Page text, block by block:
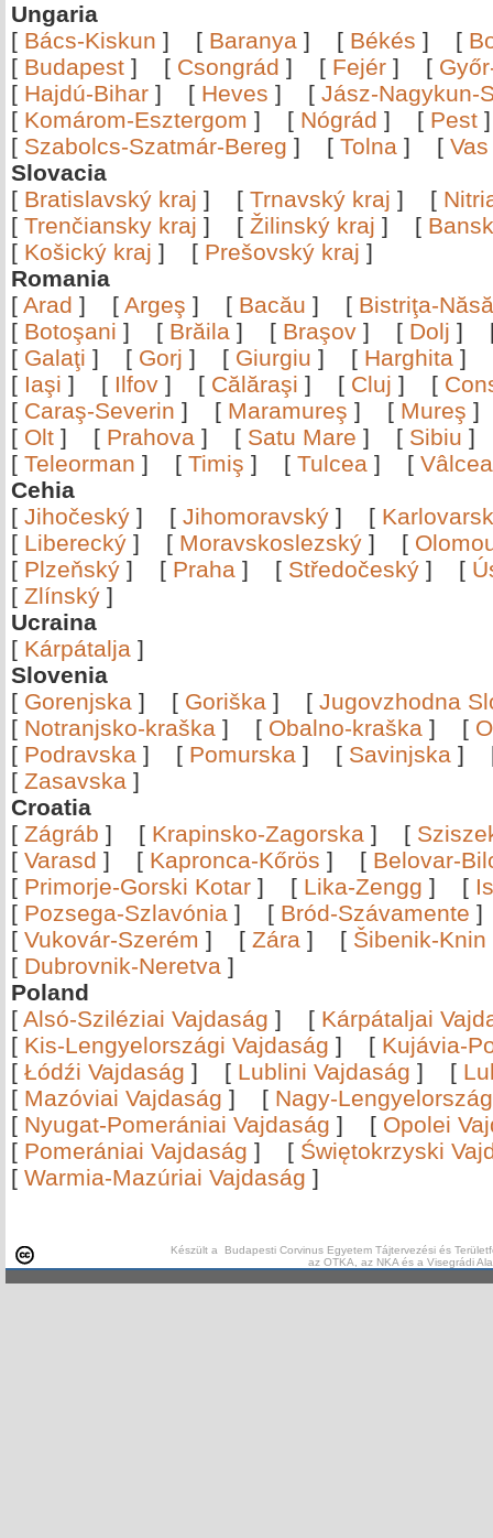
Ungaria
[ Bács-Kiskun ] [ Baranya ] [ Békés ] [
[ Budapest ] [ Csongrád ] [ Fejér ] [
[ Hajdú-Bihar ] [ Heves ] [ Jász-Nagykun-
[ Komárom-Esztergom ] [ Nógrád ] [ Pest
[ Szabolcs-Szatmár-Bereg ] [ Tolna ] [ Vas
Slovacia
[ Bratislavský kraj ] [ Trnavský kraj ] [
[ Trenčiansky kraj ] [ Žilinský kraj ] [
[ Košický kraj ] [ Prešovský kraj ]
Romania
[ Arad ] [ Argeş ] [ Bacău ] [ Bistriţa-
[ Botoşani ] [ Brăila ] [ Braşov ] [ Dolj ]
[ Galaţi ] [ Gorj ] [ Giurgiu ] [ Harghita ]
[ Iaşi ] [ Ilfov ] [ Călăraşi ] [ Cluj ] [
[ Caraş-Severin ] [ Maramureş ] [ Mureş
[ Olt ] [ Prahova ] [ Satu Mare ] [ Sibiu
[ Teleorman ] [ Timiş ] [ Tulcea ] [
Cehia
[ Jihočeský ] [ Jihomoravský ] [
[ Liberecký ] [ Moravskoslezský ] [
[ Plzeňský ] [ Praha ] [ Středočeský ] [
[ Zlínský ]
Ucraina
[ Kárpátalja ]
Slovenia
[ Gorenjska ] [ Goriška ] [ Jugovzhodna
[ Notranjsko-kraška ] [ Obalno-kraška ] [
[ Podravska ] [ Pomurska ] [ Savinjska ]
[ Zasavska ]
Croatia
[ Zágráb ] [ Krapinsko-Zagorska ] [
[ Varasd ] [ Kapronca-Kőrös ] [ Belovar-
[ Primorje-Gorski Kotar ] [ Lika-Zengg ] [
[ Pozsega-Szlavónia ] [ Bród-Szávamente
[ Vukovár-Szerém ] [ Zára ] [ Šibenik-Knin
[ Dubrovnik-Neretva ]
Poland
[ Alsó-Sziléziai Vajdaság ] [ Kárpátaljai
[ Kis-Lengyelországi Vajdaság ] [ Kujávia-
[ Łódźi Vajdaság ] [ Lublini Vajdaság ] [
[ Mazóviai Vajdaság ] [ Nagy-
[ Nyugat-Pomerániai Vajdaság ] [ Opolei
[ Pomerániai Vajdaság ] [ Świętokrzyski
[ Warmia-Mazúriai Vajdaság ]
Készült a Budapesti Corvinus Egyetem Tájtervezési és
az OTKA, az NKA és a Visegrádi